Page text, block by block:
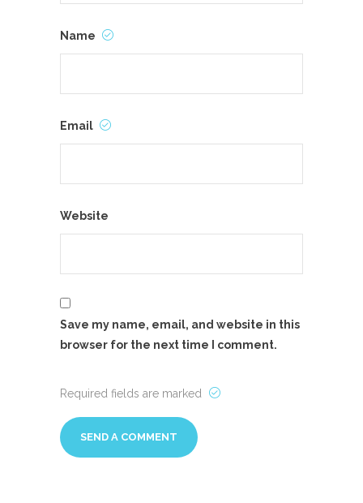
Name
Email
Website
Save my name, email, and website in this
browser for the next time I comment.
Required fields are marked